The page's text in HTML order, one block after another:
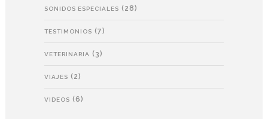
SONIDOS ESPECIALES (28)
TESTIMONIOS (7)
VETERINARIA (3)
VIAJES (2)
VIDEOS (6)